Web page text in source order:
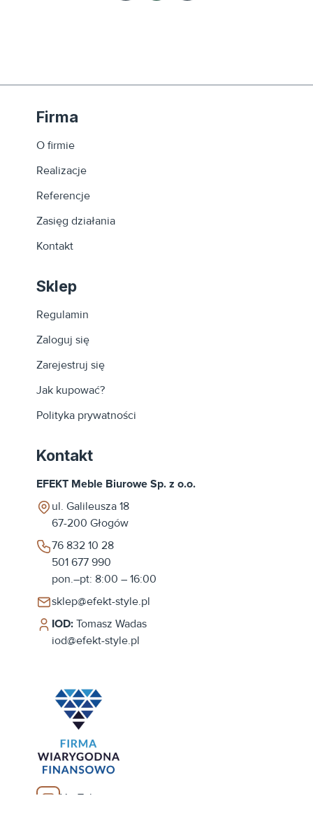
Firma
O firmie
Realizacje
Referencje
Zasięg działania
Kontakt
Sklep
Regulamin
Zaloguj się
Zarejestruj się
Jak kupować?
Polityka prywatności
Kontakt
EFEKT Meble Biurowe Sp. z o.o.
ul. Galileusza 18
67-200 Głogów
76 832 10 28
501 677 990
pon.–pt: 8:00 – 16:00
sklep@efekt-style.pl
IOD: Tomasz Wadas
iod@efekt-style.pl
YouTube